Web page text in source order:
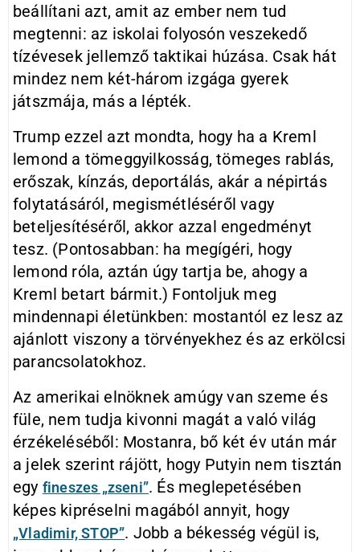
beállítani azt, amit az ember nem tud
megtenni: az iskolai folyosón veszekedő
tízévesek jellemző taktikai húzása. Csak hát
mindez nem két-három izgága gyerek
játszmája, más a lépték.
Trump ezzel azt mondta, hogy ha a Kreml
lemond a tömeggyilkosság, tömeges rablás,
erőszak, kínzás, deportálás, akár a népirtás
folytatásáról, megismétléséről vagy
beteljesítéséről, akkor azzal engedményt
tesz. (Pontosabban: ha megígéri, hogy
lemond róla, aztán úgy tartja be, ahogy a
Kreml betart bármit.) Fontoljuk meg
mindennapi életünkben: mostantól ez lesz az
ajánlott viszony a törvényekhez és az erkölcsi
parancsolatokhoz.
Az amerikai elnöknek amúgy van szeme és
füle, nem tudja kivonni magát a való világ
érzékeléséből: Mostanra, bő két év után már
a jelek szerint rájött, hogy Putyin nem tisztán
egy fineszes „zseni”. És meglepetésében
képes kipréselni magából annyit, hogy
„Vladimir, STOP”. Jobb a békesség végül is,